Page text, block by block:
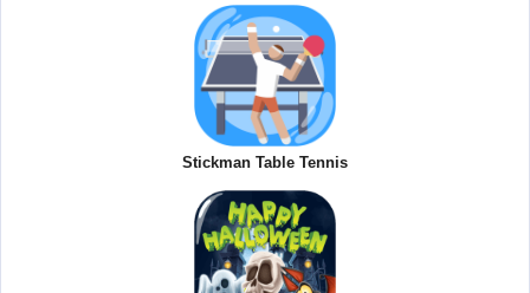
Stickman Table Tennis